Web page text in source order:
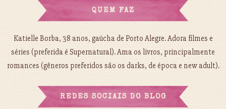
QUEM FAZ
Katielle Borba, 38 anos, gaúcha de Porto Alegre. Adora filmes e
séries (preferida é Supernatural). Ama os livros, principalmente
romances (gêneros preferidos são os darks, de época e new adult).
REDES SOCIAIS DO BLOG